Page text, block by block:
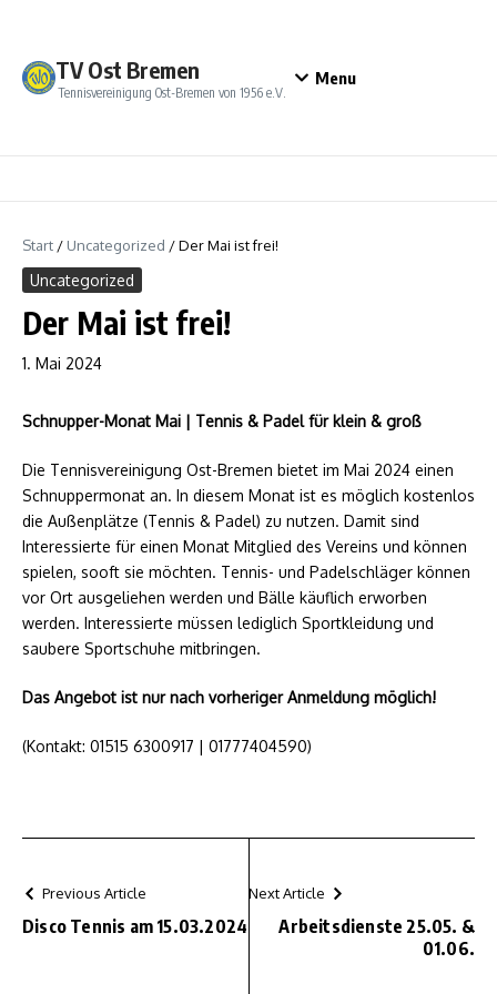
TV Ost Bremen
Tennisvereinigung Ost-Bremen von 1956 e.V.
Menu
Start / Uncategorized /Der Mai ist frei!
Uncategorized
Der Mai ist frei!
1. Mai 2024
Schnupper-Monat Mai | Tennis & Padel für klein & groß
Die Tennisvereinigung Ost-Bremen bietet im Mai 2024 einen
Schnuppermonat an. In diesem Monat ist es möglich kostenlos
die Außenplätze (Tennis & Padel) zu nutzen. Damit sind
Interessierte für einen Monat Mitglied des Vereins und können
spielen, sooft sie möchten. Tennis- und Padelschläger können
vor Ort ausgeliehen werden und Bälle käuflich erworben
werden. Interessierte müssen lediglich Sportkleidung und
saubere Sportschuhe mitbringen.
Das Angebot ist nur nach vorheriger Anmeldung möglich!
(Kontakt: 01515 6300917 | 01777404590)
Previous Article
Disco Tennis am 15.03.2024
Next Article
Arbeitsdienste 25.05. &
01.06.